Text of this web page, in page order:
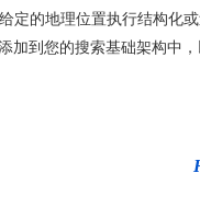
定的地理位置执行结构化
加到您的搜索基础架构中